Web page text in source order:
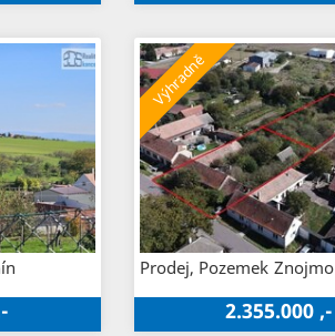
Prodej, Pozemek Znojmo
2.355.000 ,-